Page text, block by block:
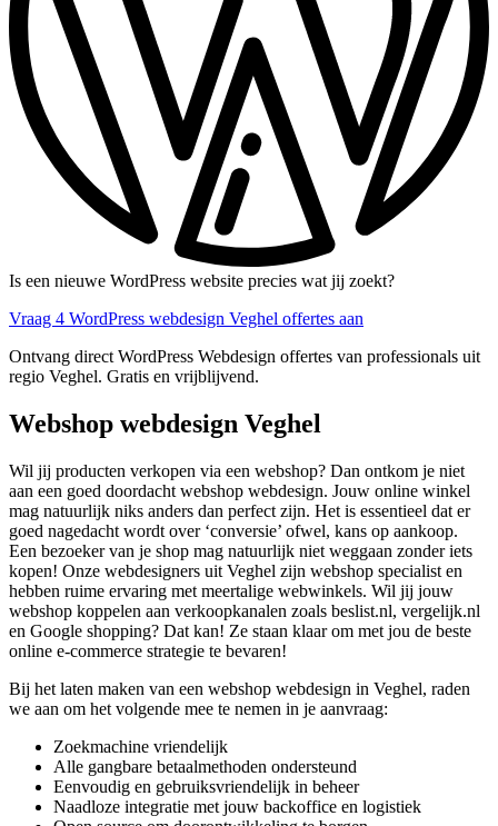
Is een nieuwe WordPress website precies wat jij zoekt?
Vraag 4 WordPress webdesign Veghel offertes aan
Ontvang direct WordPress Webdesign offertes van professionals uit
regio Veghel. Gratis en vrijblijvend.
Webshop webdesign Veghel
Wil jij producten verkopen via een webshop? Dan ontkom je niet
aan een goed doordacht webshop webdesign. Jouw online winkel
mag natuurlijk niks anders dan perfect zijn. Het is essentieel dat er
goed nagedacht wordt over ‘conversie’ ofwel, kans op aankoop.
Een bezoeker van je shop mag natuurlijk niet weggaan zonder iets
kopen! Onze webdesigners uit Veghel zijn webshop specialist en
hebben ruime ervaring met meertalige webwinkels. Wil jij jouw
webshop koppelen aan verkoopkanalen zoals beslist.nl, vergelijk.nl
en Google shopping? Dat kan! Ze staan klaar om met jou de beste
online e-commerce strategie te bevaren!
Bij het laten maken van een webshop webdesign in Veghel, raden
we aan om het volgende mee te nemen in je aanvraag:
Zoekmachine vriendelijk
Alle gangbare betaalmethoden ondersteund
Eenvoudig en gebruiksvriendelijk in beheer
Naadloze integratie met jouw backoffice en logistiek